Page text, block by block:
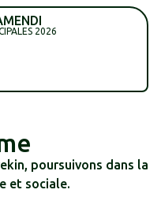
2026
poursuivons dans la
et sociale.